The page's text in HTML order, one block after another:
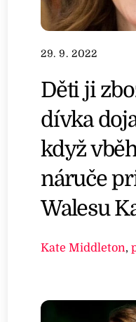
29. 9. 2022
Děti ji
dívka
když
náruče
Walesu
Kate Middleton,